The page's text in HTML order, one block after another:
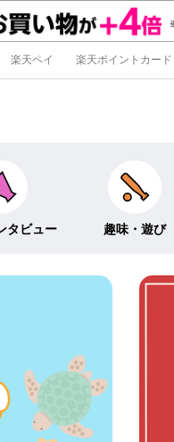
楽天ペイ 楽天ポイントカード
タビュー 趣味・遊び
みんなのホンネ